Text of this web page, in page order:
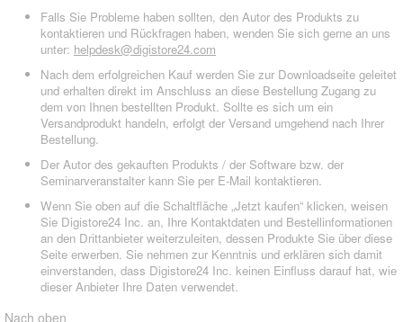
Falls Sie Probleme haben sollten, den Autor des Produkts zu
kontaktieren und Rückfragen haben, wenden Sie sich gerne an uns
unter: helpdesk@digistore24.com
Nach dem erfolgreichen Kauf werden Sie zur Downloadseite geleitet
und erhalten direkt im Anschluss an diese Bestellung Zugang zu
dem von Ihnen bestellten Produkt. Sollte es sich um ein
Versandprodukt handeln, erfolgt der Versand umgehend nach Ihrer
Bestellung.
Der Autor des gekauften Produkts / der Software bzw. der
Seminarveranstalter kann Sie per E-Mail kontaktieren.
Wenn Sie oben auf die Schaltfläche „Jetzt kaufen“ klicken, weisen
Sie Digistore24 Inc. an, Ihre Kontaktdaten und Bestellinformationen
an den Drittanbieter weiterzuleiten, dessen Produkte Sie über diese
Seite erwerben. Sie nehmen zur Kenntnis und erklären sich damit
einverstanden, dass Digistore24 Inc. keinen Einfluss darauf hat, wie
dieser Anbieter Ihre Daten verwendet.
Nach oben